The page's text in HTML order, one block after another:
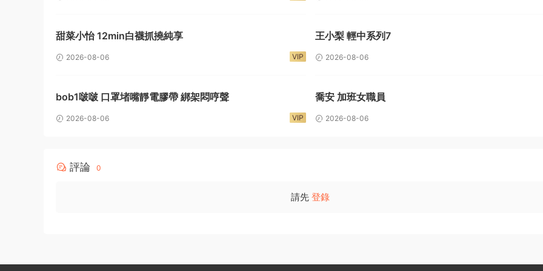
甜菜小怡 12min白襪抓撓純享
2026-08-06 VIP
王小梨 輕中系列7
2026-08-06
bob1啵啵 口罩堵嘴靜電膠帶 綁架悶哼聲
2026-08-06 VIP
喬安 加班女職員
2026-08-06
評論 0
請先 登錄